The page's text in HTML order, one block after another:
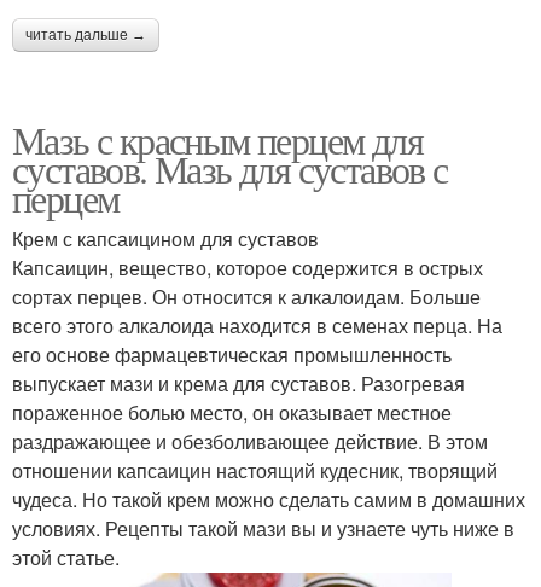
читать дальше →
Мазь с красным перцем для
суставов. Мазь для суставов с
перцем
Крем с капсаицином для суставов
Капсаицин, вещество, которое содержится в острых
сортах перцев. Он относится к алкалоидам. Больше
всего этого алкалоида находится в семенах перца. На
его основе фармацевтическая промышленность
выпускает мази и крема для суставов. Разогревая
пораженное болью место, он оказывает местное
раздражающее и обезболивающее действие. В этом
отношении капсаицин настоящий кудесник, творящий
чудеса. Но такой крем можно сделать самим в домашних
условиях. Рецепты такой мази вы и узнаете чуть ниже в
этой статье.